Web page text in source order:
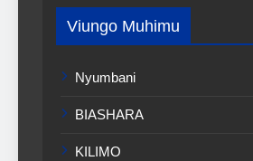
Viungo Muhimu
Nyumbani
BIASHARA
KILIMO